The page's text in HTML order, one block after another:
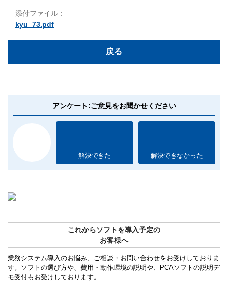
添付ファイル：
kyu_73.pdf
戻る
アンケート:ご意見をお聞かせください
解決できた 解決できなかった
これからソフトを導入予定の
お客様へ
業務システム導入のお悩み、ご相談・お問い合わせをお受けしておりま
す。ソフトの選び方や、費用・動作環境の説明や、PCAソフトの説明デ
モ受付もお受けしております。